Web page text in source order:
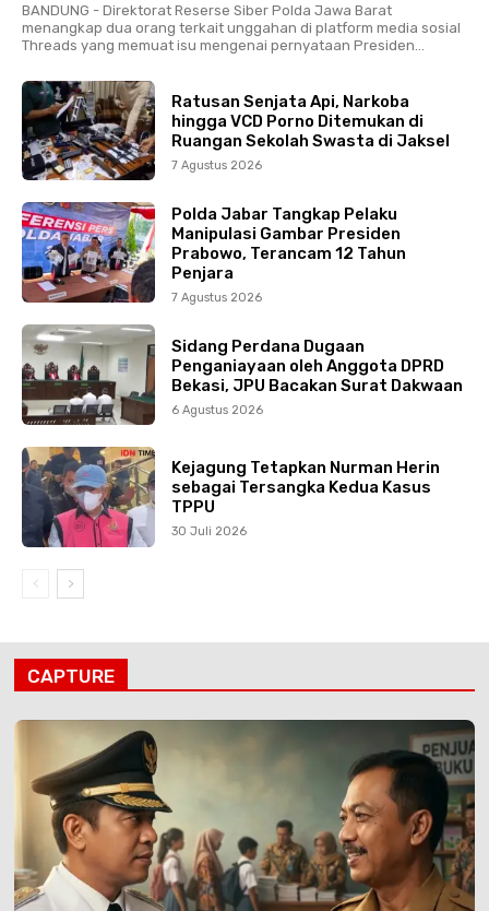
BANDUNG - Direktorat Reserse Siber Polda Jawa Barat
menangkap dua orang terkait unggahan di platform media sosial
Threads yang memuat isu mengenai pernyataan Presiden...
Ratusan Senjata Api, Narkoba
hingga VCD Porno Ditemukan di
Ruangan Sekolah Swasta di Jaksel
7 Agustus 2026
Polda Jabar Tangkap Pelaku
Manipulasi Gambar Presiden
Prabowo, Terancam 12 Tahun
Penjara
7 Agustus 2026
Sidang Perdana Dugaan
Penganiayaan oleh Anggota DPRD
Bekasi, JPU Bacakan Surat Dakwaan
6 Agustus 2026
Kejagung Tetapkan Nurman Herin
sebagai Tersangka Kedua Kasus
TPPU
30 Juli 2026
CAPTURE